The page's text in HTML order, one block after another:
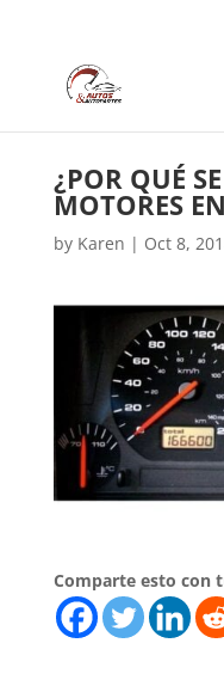
¿POR QUÉ
MOTORES
by Karen | Oct 8,
Comparte esto con